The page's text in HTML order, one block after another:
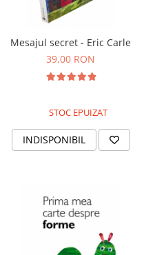
Mesajul secret - Eric Carle
39,00 RON
STOC EPUIZAT
INDISPONIBIL